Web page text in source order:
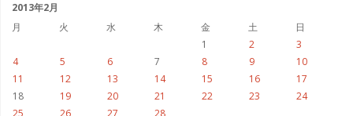
ブ
2013年2月
月
火 水 木 金 土
日
1
2
3
4
5 6 7 8 9
10
11
12 13 14 15 16
17
18
19 20 21 22 23
24
25
26 27 28